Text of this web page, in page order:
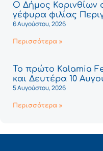
Ο Δήμος Κορινθίων
γέφυρα φιλίας
6 Αυγούστου, 2026
Περισσότερα »
Το πρώτο Kalamia
και Δευτέρα 10
5 Αυγούστου, 2026
Περισσότερα »